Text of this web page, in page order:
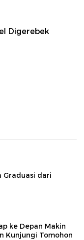
Digerebek
Graduasi dari
ke Depan Makin
Kunjungi Tomohon